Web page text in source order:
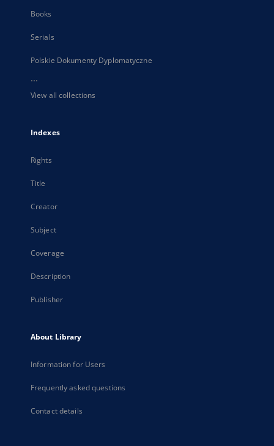
Books
Serials
Polskie Dokumenty Dyplomatyczne
...
View all collections
Indexes
Rights
Title
Creator
Subject
Coverage
Description
Publisher
About Library
Information for Users
Frequently asked questions
Contact details